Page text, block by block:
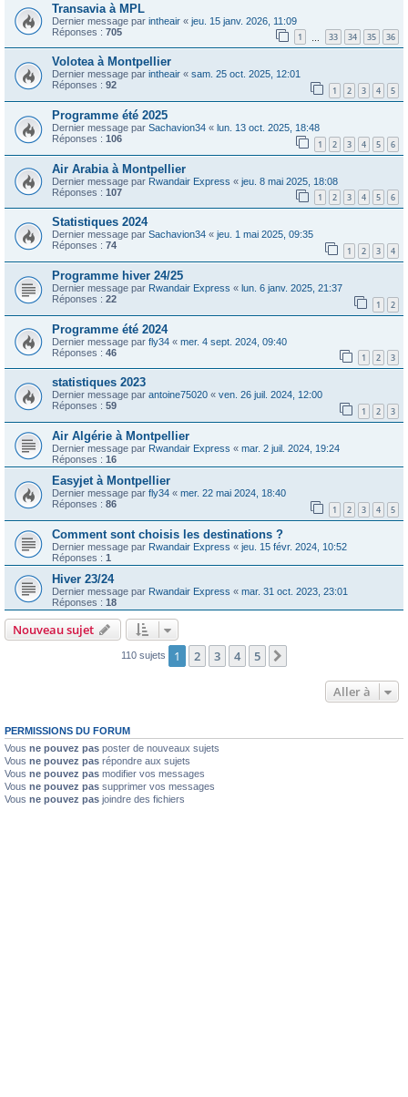
Transavia à MPL
Dernier message par intheair « jeu. 15 janv. 2026, 11:09
Réponses : 705 1 33 34 35 36
Volotea à Montpellier
Dernier message par intheair « sam. 25 oct. 2025, 12:01
Réponses : 92 1 2 3 4 5
Programme été 2025
Dernier message par Sachavion34 « lun. 13 oct. 2025, 18:48
Réponses : 106 1 2 3 4 5 6
Air Arabia à Montpellier
Dernier message par Rwandair Express « jeu. 8 mai 2025, 18:08
Réponses : 107 1 2 3 4 5 6
Statistiques 2024
Dernier message par Sachavion34 « jeu. 1 mai 2025, 09:35
Réponses : 74 1 2 3 4
Programme hiver 24/25
Dernier message par Rwandair Express « lun. 6 janv. 2025, 21:37
Réponses : 22 1 2
Programme été 2024
Dernier message par fly34 « mer. 4 sept. 2024, 09:40
Réponses : 46 1 2 3
statistiques 2023
Dernier message par antoine75020 « ven. 26 juil. 2024, 12:00
Réponses : 59 1 2 3
Air Algérie à Montpellier
Dernier message par Rwandair Express « mar. 2 juil. 2024, 19:24
Réponses : 16
Easyjet à Montpellier
Dernier message par fly34 « mer. 22 mai 2024, 18:40
Réponses : 86 1 2 3 4 5
Comment sont choisis les destinations ?
Dernier message par Rwandair Express « jeu. 15 févr. 2024, 10:52
Réponses : 1
Hiver 23/24
Dernier message par Rwandair Express « mar. 31 oct. 2023, 23:01
Réponses : 18
Nouveau sujet
110 sujets 1 2 3 4 5
Aller à
PERMISSIONS DU FORUM
Vous ne pouvez pas poster de nouveaux sujets
Vous ne pouvez pas répondre aux sujets
Vous ne pouvez pas modifier vos messages
Vous ne pouvez pas supprimer vos messages
Vous ne pouvez pas joindre des fichiers